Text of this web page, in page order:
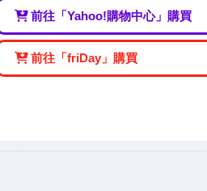
前往「Yahoo!購物中心」購買
前往「friDay」購買